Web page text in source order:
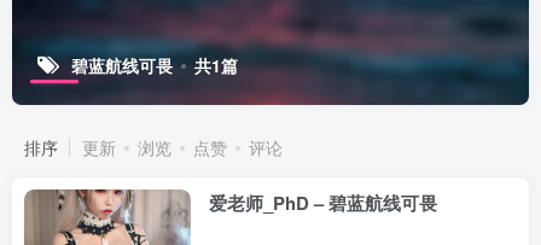
碧蓝航线可畏 共1篇
排序 更新 浏览 点赞 评论
爱老师_PhD – 碧蓝航线可畏